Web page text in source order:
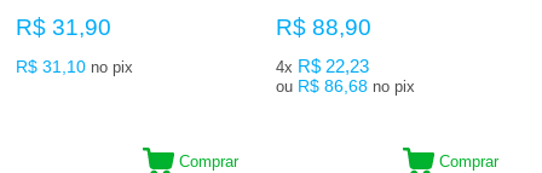
R$ 31,90
R$ 31,10 no pix
Comprar
R$ 88,90
4x R$ 22,23
ou R$ 86,68 no pix
Comprar